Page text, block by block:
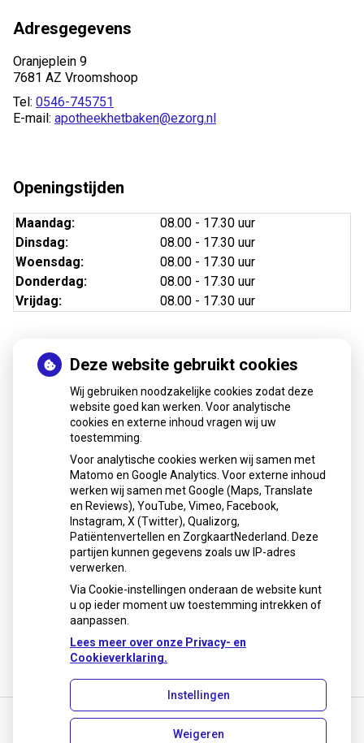
Adresgegevens
Oranjeplein 9
7681 AZ Vroomshoop
Tel: 0546-745751
E-mail: apotheekhetbaken@ezorg.nl
Openingstijden
Maandag:
08.00 - 17.30 uur
Dinsdag:
08.00 - 17.30 uur
Woensdag:
08.00 - 17.30 uur
Donderdag:
08.00 - 17.30 uur
Vrijdag:
08.00 - 17.30 uur
Nieuws
Sinds huisartsen afslankmedicijnen mogen voorschrijven,
neemt gebruik toe
Schurft sinds corona geen vergeten ziekte meer: aantal
uitbraken fors gestegen
Stoppen met afslankmedicijnen betekent zonder
leefstijlaanpassingen weer gewichtstoename
Kookadvies drinkwater in provincie Utrecht vanwege
besmetting
Terugroepactie babyvoeding Nestlé: bacterie kan baby’s
ziek maken
Deze website gebruikt cookies
Wij gebruiken noodzakelijke cookies zodat deze
website goed kan werken. Voor analytische
cookies en externe inhoud vragen wij uw
toestemming.
Voor analytische cookies werken wij samen met
Matomo en Google Analytics. Voor externe inhoud
werken wij samen met Google (Maps, Translate
en Reviews), YouTube, Vimeo, Facebook,
Instagram, X (Twitter), Qualizorg,
Patiëntenvertellen en ZorgkaartNederland. Deze
partijen kunnen gegevens zoals uw IP-adres
verwerken.
Via Cookie-instellingen onderaan de website kunt
u op ieder moment uw toestemming intrekken of
aanpassen.
Lees meer over onze Privacy- en
Cookieverklaring.
Instellingen
Weigeren